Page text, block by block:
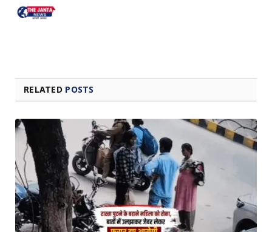
RELATED POSTS